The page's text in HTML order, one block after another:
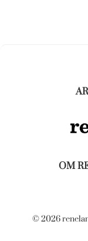
OM
© 2026